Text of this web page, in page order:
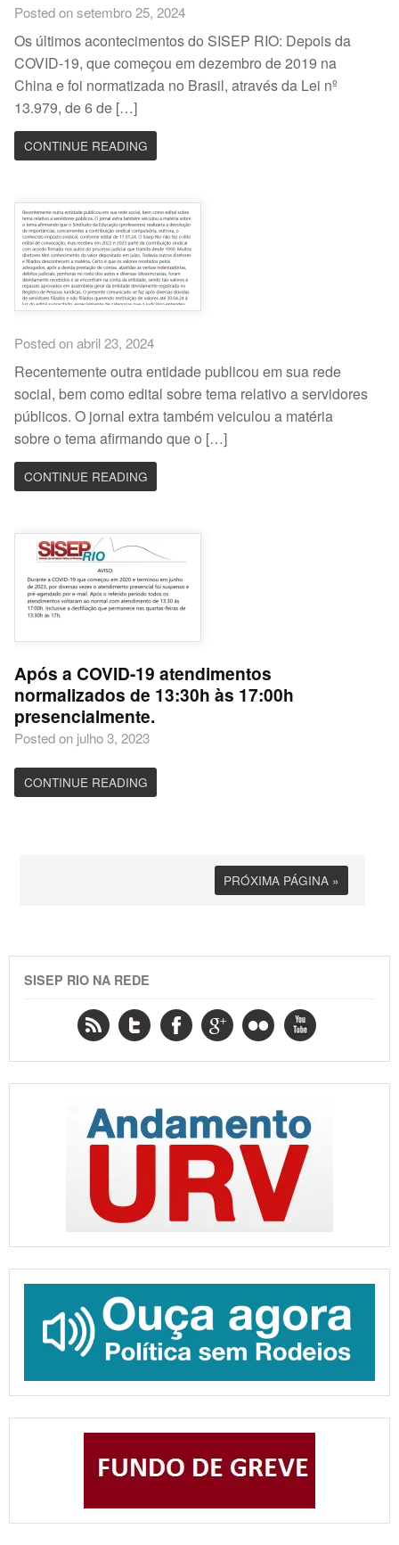
Posted on setembro 25, 2024
Os últimos acontecimentos do SISEP RIO: Depois da
COVID-19, que começou em dezembro de 2019 na
China e foi normatizada no Brasil, através da Lei nº
13.979, de 6 de […]
CONTINUE READING
Posted on abril 23, 2024
Recentemente outra entidade publicou em sua rede
social, bem como edital sobre tema relativo a servidores
públicos. O jornal extra também veiculou a matéria
sobre o tema afirmando que o […]
CONTINUE READING
Após a COVID-19 atendimentos
normalizados de 13:30h às 17:00h
presencialmente.
Posted on julho 3, 2023
CONTINUE READING
PRÓXIMA PÁGINA »
SISEP RIO NA REDE